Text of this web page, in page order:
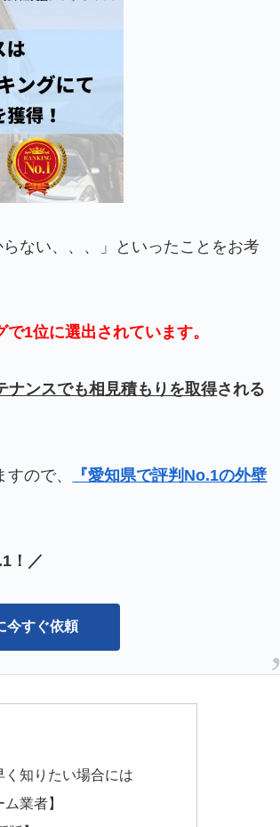
ない、、、」といったことをお考
1位に選出されています。
ナンスでも相見積もりを取得される
ので、
『愛知県で評判No.1の外壁
！／
今すぐ依頼
知りたい場合には
業者】